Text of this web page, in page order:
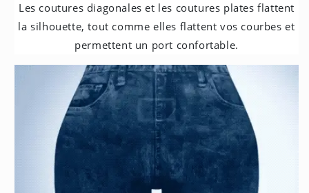
Les coutures diagonales et les coutures plates flattent
la silhouette, tout comme elles flattent vos courbes et
permettent un port confortable.